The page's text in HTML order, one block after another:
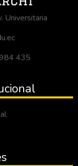
Universitaria
435